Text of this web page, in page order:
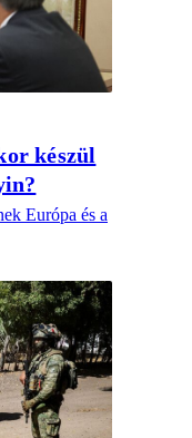
készül
Európa és a